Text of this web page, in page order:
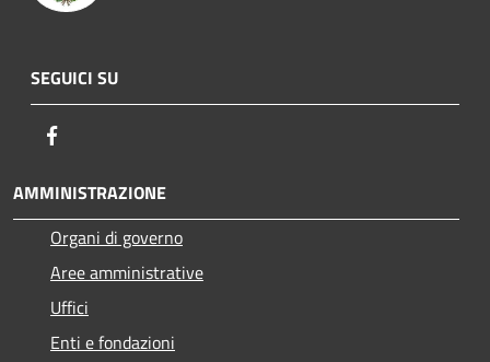
SEGUICI SU
AMMINISTRAZIONE
Organi di governo
Aree amministrative
Uffici
Enti e fondazioni